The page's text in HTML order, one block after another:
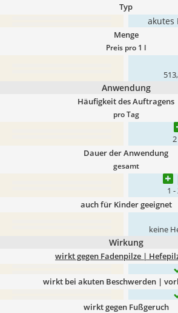
Typ
akutes
Menge
Preis pro 1 l
Anwendung
Häufigkeit des Auftragens
pro Tag
Dauer der Anwendung
gesamt
1
auch für Kinder geeignet
keine
Wirkung
wirkt gegen Fadenpilze |
wirkt bei akuten Beschwerden |
wirkt gegen Fußgeruch